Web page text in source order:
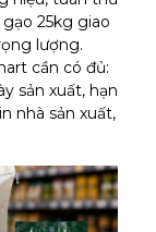
25kg giao
lượng.
cần có đủ:
sản xuất, hạn
nhà sản xuất,